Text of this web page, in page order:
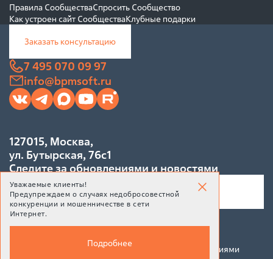
Правила СообществаСпросить Сообщество
Как устроен сайт СообществаКлубные подарки
Заказать консультацию
7 495 070 09 97
info@bpmsoft.ru
127015, Москва,
ул. Бутырская, 76с1
Следите за обновлениями и новостями
Подписаться
Подписываясь на рассылку, Вы соглашаетесь c условиями
Уважаемые клиенты!
Предупреждаем о случаях недобросовестной
конкуренции и мошенничестве в сети
Интернет.
Подробнее